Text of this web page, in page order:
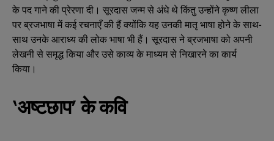
के पद गाने की प्रेरणा दी। सूरदास जन्म से अंधे थे किंतु उन्होंने कृष्ण लीला
पर ब्रजभाषा में कई रचनाएँ की हैं क्योंकि यह उनकी मातृ भाषा होने के साथ-
साथ उनके आराध्य की लोक भाषा भी हैं। सूरदास ने ब्रजभाषा को अपनी
लेखनी से समृद्ध किया और उसे काव्य के माध्यम से निखारने का कार्य
किया।
‘अष्टछाप’ के कवि